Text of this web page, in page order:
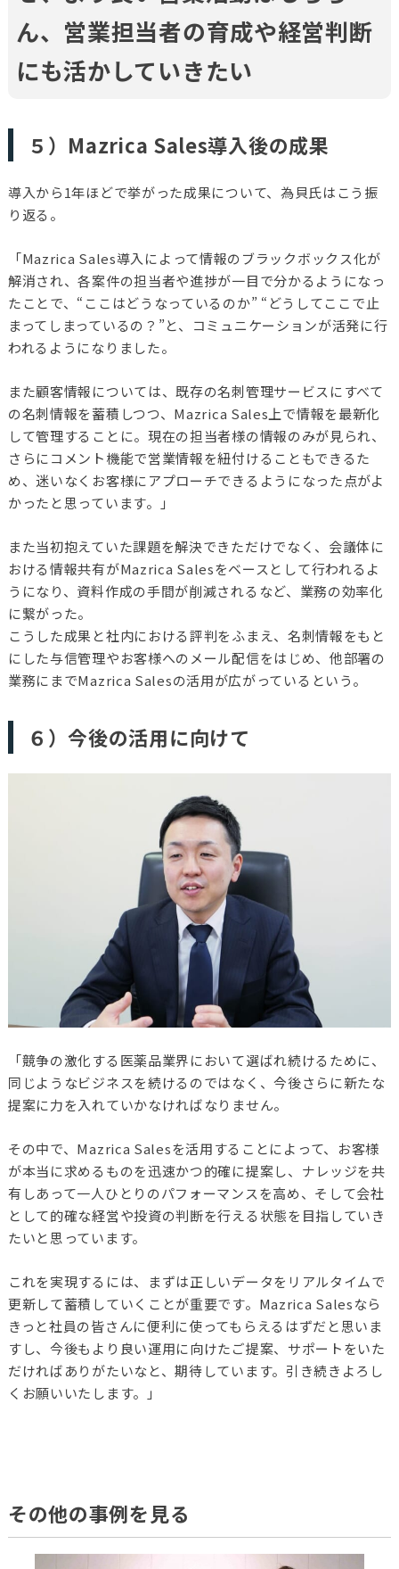
ん、営業担当者の育成や経営判断
にも活かしていきたい
５）Mazrica Sales導入後の成果
導入から1年ほどで挙がった成果について、為貝氏はこう振
り返る。
「Mazrica Sales導入によって情報のブラックボックス化が
解消され、各案件の担当者や進捗が一目で分かるようになっ
たことで、“ここはどうなっているのか” “どうしてここで止
まってしまっているの？”と、コミュニケーションが活発に行
われるようになりました。
また顧客情報については、既存の名刺管理サービスにすべて
の名刺情報を蓄積しつつ、Mazrica Sales上で情報を最新化
して管理することに。現在の担当者様の情報のみが見られ、
さらにコメント機能で営業情報を紐付けることもできるた
め、迷いなくお客様にアプローチできるようになった点がよ
かったと思っています。」
また当初抱えていた課題を解決できただけでなく、会議体に
おける情報共有がMazrica Salesをベースとして行われるよ
うになり、資料作成の手間が削減されるなど、業務の効率化
に繋がった。
こうした成果と社内における評判をふまえ、名刺情報をもと
にした与信管理やお客様へのメール配信をはじめ、他部署の
業務にまでMazrica Salesの活用が広がっているという。
６）今後の活用に向けて
「競争の激化する医薬品業界において選ばれ続けるために、
同じようなビジネスを続けるのではなく、今後さらに新たな
提案に力を入れていかなければなりません。
その中で、Mazrica Salesを活用することによって、お客様
が本当に求めるものを迅速かつ的確に提案し、ナレッジを共
有しあって一人ひとりのパフォーマンスを高め、そして会社
として的確な経営や投資の判断を行える状態を目指していき
たいと思っています。
これを実現するには、まずは正しいデータをリアルタイムで
更新して蓄積していくことが重要です。Mazrica Salesなら
きっと社員の皆さんに便利に使ってもらえるはずだと思いま
すし、今後もより良い運用に向けたご提案、サポートをいた
だければありがたいなと、期待しています。引き続きよろし
くお願いいたします。」
その他の事例を見る